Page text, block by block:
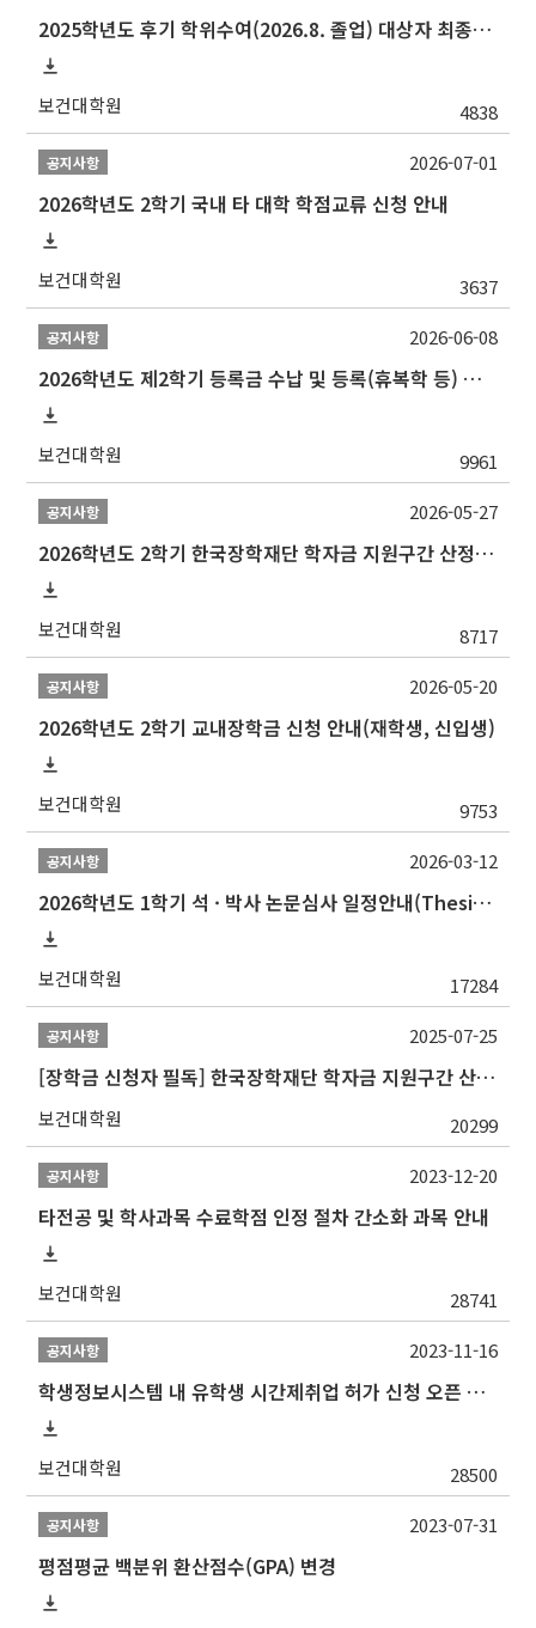
2025학년도 후기 학위수여(2026.8. 졸업) 대상자 최종인준 논문 제출 안내
보건대학원 4838
공지사항
2026학년도 2학기 국내 타 대학 학점교류 신청 안내
보건대학원 3637
2026-07-01
공지사항
2026학년도 제2학기 등록금 수납 및 등록(휴복학 등) 일정 안내
보건대학원 9961
2026-06-08
공지사항
2026학년도 2학기 한국장학재단 학자금 지원구간 산정 신청 안내
보건대학원 8717
2026-05-27
공지사항
2026학년도 2학기 교내장학금 신청 안내(재학생, 신입생)
보건대학원 9753
2026-05-20
공지사항
2026학년도 1학기 석 · 박사 논문심사 일정안내(Thesis Defense Schedules)
보건대학원 17284
2026-03-12
공지사항
[장학금 신청자 필독] 한국장학재단 학자금 지원구간 산정 권고
보건대학원 20299
2025-07-25
공지사항
타전공 및 학사과목 수료학점 인정 절차 간소화 과목 안내
보건대학원 28741
2023-12-20
공지사항
학생정보시스템 내 유학생 시간제취업 허가 신청 오픈 안내
보건대학원 28500
2023-11-16
공지사항
평점평균 백분위 환산점수(GPA) 변경
2023-07-31